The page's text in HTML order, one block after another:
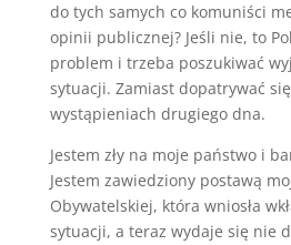
do tych samych co komuniści
opinii publicznej? Jeśli nie, to
problem i trzeba poszukiwać
sytuacji. Zamiast dopatrywać
wystąpieniach drugiego dna.
Jestem zły na moje państwo i
Jestem zawiedziony postawą
Obywatelskiej, która wniosła
sytuacji, a teraz wydaje się nie